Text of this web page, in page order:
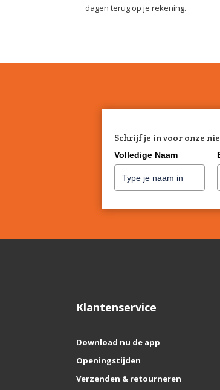
dagen terug op je rekening.
Schrijf je in voor onze
Volledige Naam
Klantenservice
Download nu de app
Openingstijden
Verzenden & retourneren